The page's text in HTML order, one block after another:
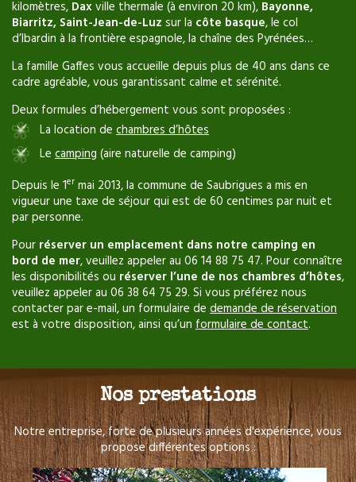
kilomètres, Daxville thermale (à environ 20 km), Bayonne,
Biarritz, Saint-Jean-de-Luz sur la côte basque, le col
d’Ibardin à la frontière espagnole, la chaîne des Pyrénées…
La famille Gaffes vous accueille depuis plus de 40 ans dans ce
cadre agréable, vous garantissant calme et sérénité.
Deux formules d’hébergement vous sont proposées :
La location de chambres d’hôtes
Le camping (aire naturelle de camping)
Depuis le 1er mai 2013, la commune de Saubrigues a mis en
vigueur une taxe de séjour qui est de 60 centimes par nuit et
par personne.
Pour réserver un emplacement dans notre camping en
bord de mer, veuillez appeler au 06 14 88 75 47. Pour connaître
les disponibilités ou réserver l’une de nos chambres d’hôtes,
veuillez appeler au 06 38 64 75 29. Si vous préférez nous
contacter par e-mail, un formulaire de demande de réservation
est à votre disposition, ainsi qu’un formulaire de contact.
Nos prestations
Notre entreprise, forte de plusieurs années d'expérience, vous
propose différentes options :